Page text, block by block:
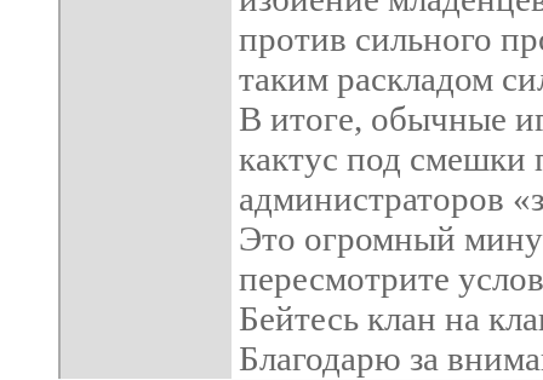
против сильного
таким раскладом
В итоге, обычные
кактус под смешки
администраторов
Это огромный
пересмотрите
Бейтесь клан на
Благодарю за